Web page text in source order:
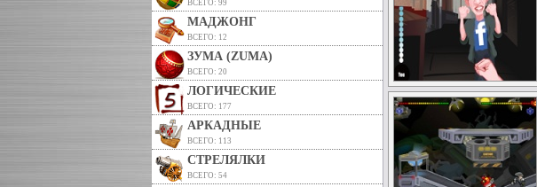
ВСЕГО: 99
МАДЖОНГ
ВСЕГО: 12
ЗУМА (ZUMA)
ВСЕГО: 20
ЛОГИЧЕСКИЕ
ВСЕГО: 177
АРКАДНЫЕ
ВСЕГО: 113
СТРЕЛЯЛКИ
ВСЕГО: 54